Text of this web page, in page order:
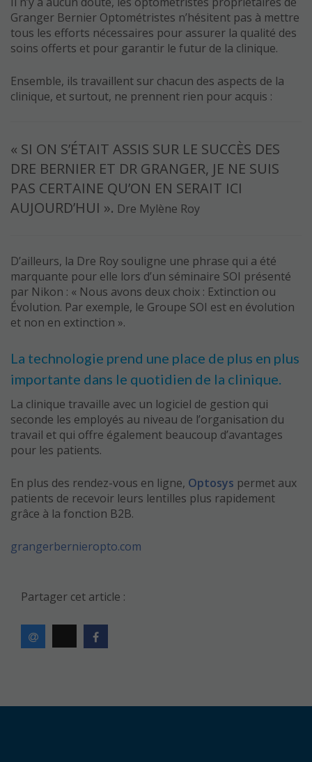
Granger Bernier Optométristes n’hésitent pas à mettre
tous les efforts nécessaires pour assurer la qualité des
soins offerts et pour garantir le futur de la clinique.
Ensemble, ils travaillent sur chacun des aspects de la
clinique, et surtout, ne prennent rien pour acquis :
« SI ON S’ÉTAIT ASSIS SUR LE SUCCÈS DES
DRE BERNIER ET DR GRANGER, JE NE SUIS
PAS CERTAINE QU’ON EN SERAIT ICI
AUJOURD’HUI ». Dre Mylène Roy
D’ailleurs, la Dre Roy souligne une phrase qui a été
marquante pour elle lors d’un séminaire SOI présenté
par Nikon : « Nous avons deux choix : Extinction ou
Évolution. Par exemple, le Groupe SOI est en évolution
et non en extinction ».
La technologie prend une place de plus en plus
importante dans le quotidien de la clinique.
La clinique travaille avec un logiciel de gestion qui
seconde les employés au niveau de l’organisation du
travail et qui offre également beaucoup d’avantages
pour les patients.
En plus des rendez-vous en ligne, Optosys permet aux
patients de recevoir leurs lentilles plus rapidement
grâce à la fonction B2B.
grangerbernieropto.com
Partager cet article :